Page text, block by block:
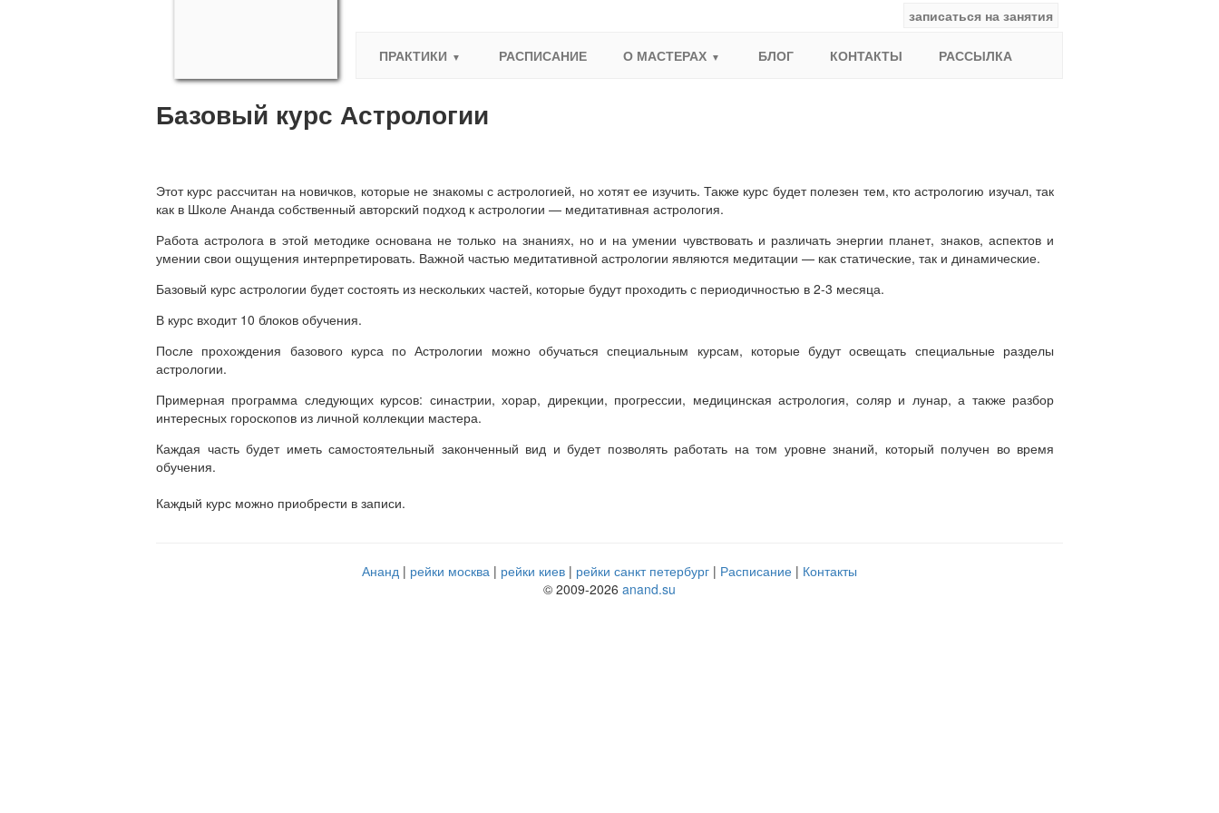
записаться на занятия
ПРАКТИКИ
РАСПИСАНИЕ О МАСТЕРАХ БЛОГ КОНТАКТЫ РАССЫЛКА
Базовый курс Астрологии
Этот курс рассчитан на новичков, которые не знакомы с астрологией, но хотят ее изучить. Также курс будет полезен тем, кто астрологию изучал, так
как в Школе Ананда собственный авторский подход к астрологии — медитативная астрология.
Работа астролога в этой методике основана не только на знаниях, но и на умении чувствовать и различать энергии планет, знаков, аспектов и
умении свои ощущения интерпретировать. Важной частью медитативной астрологии являются медитации — как статические, так и динамические.
Базовый курс астрологии будет состоять из нескольких частей, которые будут проходить с периодичностью в 2-3 месяца.
В курс входит 10 блоков обучения.
После прохождения базового курса по Астрологии можно обучаться специальным курсам, которые будут освещать специальные разделы
астрологии.
Примерная программа следующих курсов: синастрии, хорар, дирекции, прогрессии, медицинская астрология, соляр и лунар, а также разбор
интересных гороскопов из личной коллекции мастера.
Каждая часть будет иметь самостоятельный законченный вид и будет позволять работать на том уровне знаний, который получен во время
обучения.
Каждый курс можно приобрести в записи.
Ананд рейки москва рейки киев рейки санкт петербург Расписание
Контакты
© 2009-2026 anand.su